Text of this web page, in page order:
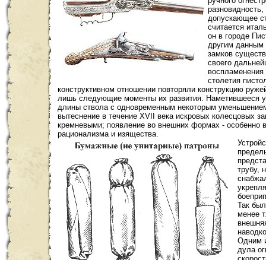
допускающее
считается
он в городе
другим данным
замков
своего
воспламенения
столетия
конструктивном отношении повторяли конструкцию
лишь следующие моменты их развития. Наметившееся
длины ствола с одновременным некоторым
вытеснение в течение ХVII века искровых колесцовых
кремневыми; появление во внешних формах - особенно
рационализма и изящества.
трубу,
Так
менее
Одним
дула